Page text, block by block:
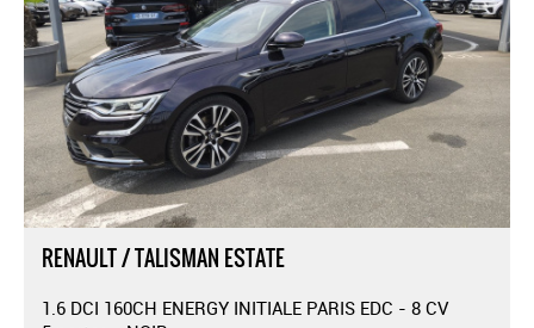
RENAULT / TALISMAN ESTATE
1.6 DCI 160CH ENERGY INITIALE PARIS EDC - 8 CV